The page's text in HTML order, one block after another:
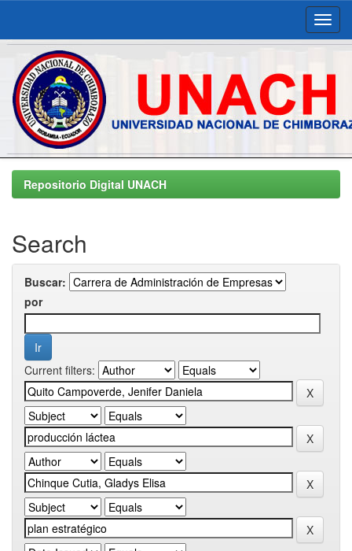
Skip
navigationRepositorio Digital UNACH
Search
Buscar:
por
Current filters: